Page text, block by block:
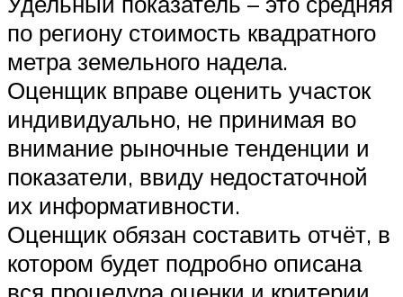
по региону стоимость квадратного
метра земельного надела.
Оценщик вправе оценить участок
индивидуально, не принимая во
внимание рыночные тенденции и
показатели, ввиду недостаточной
их информативности.
Оценщик обязан составить отчёт, в
котором будет подробно описана
вся процедура оценки и критерии,